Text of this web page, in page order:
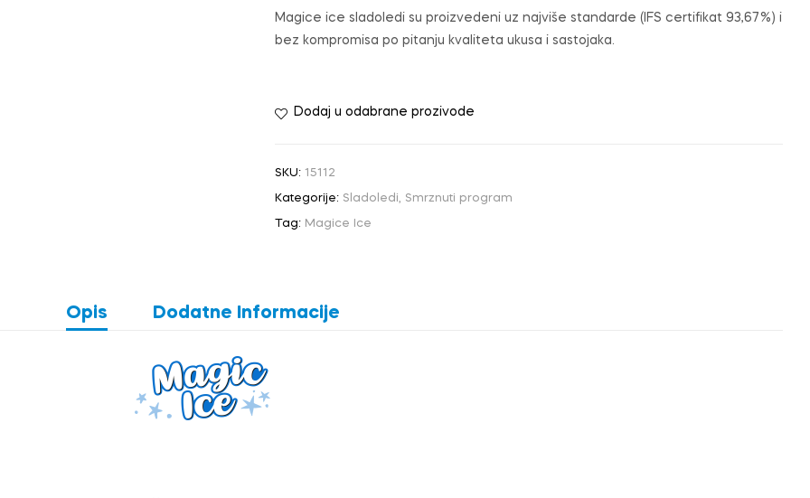
Magice ice sladoledi su proizvedeni uz najviše standarde (IFS certifikat 93,67 %) i
bez kompromisa po pitanju kvaliteta ukusa i sastojaka.
Dodaj u odabrane prozivode
SKU: 15112
Kategorije: Sladoledi Smrznuti program
Tag: Magice Ice
Opis Dodatne Informacije